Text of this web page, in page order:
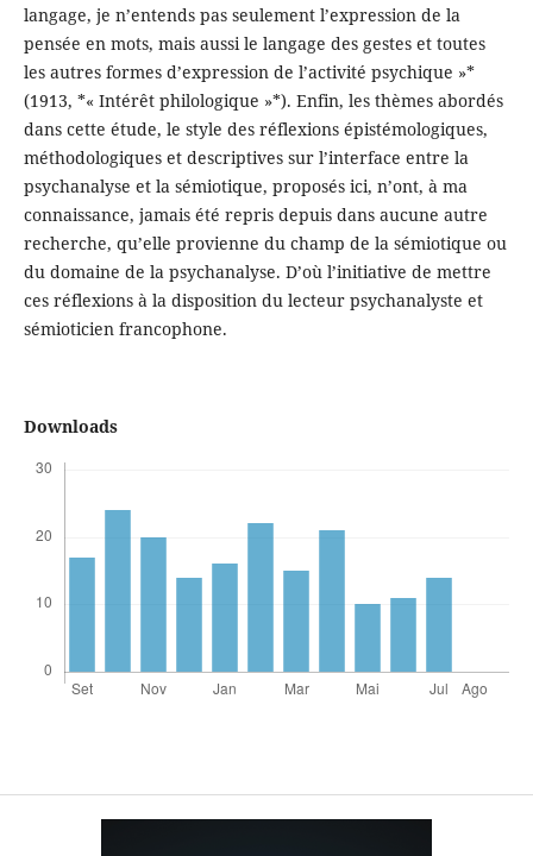
langage, je n’entends pas seulement l’expression de la
pensée en mots, mais aussi le langage des gestes et toutes
les autres formes d’expression de l’activité psychique »*
(1913, *« Intérêt philologique »*). Enfin, les thèmes abordés
dans cette étude, le style des réflexions épistémologiques,
méthodologiques et descriptives sur l’interface entre la
psychanalyse et la sémiotique, proposés ici, n’ont, à ma
connaissance, jamais été repris depuis dans aucune autre
recherche, qu’elle provienne du champ de la sémiotique ou
du domaine de la psychanalyse. D’où l’initiative de mettre
ces réflexions à la disposition du lecteur psychanalyste et
sémioticien francophone.
Downloads